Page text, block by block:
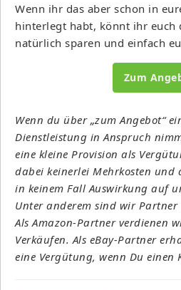
Wenn ihr das aber schon in
hinterlegt habt, könnt ihr euch
natürlich sparen und einfach
Zum
Wenn du über „zum Angebot“
Dienstleistung in Anspruch
eine kleine Provision als
dabei keinerlei Mehrkosten und
in keinem Fall Auswirkung auf
Unter anderem sind wir Partner
Als Amazon-Partner verdienen
Verkäufen. Als eBay-Partner
eine Vergütung, wenn Du einen